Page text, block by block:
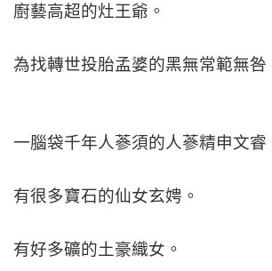
廚藝高超的灶王爺。
為找轉世投胎孟婆的黑無常範無咎
一腦袋千年人蔘須的人蔘精申文睿
有很多寶石的仙女玄娉。
有好多礦的土豪織女。